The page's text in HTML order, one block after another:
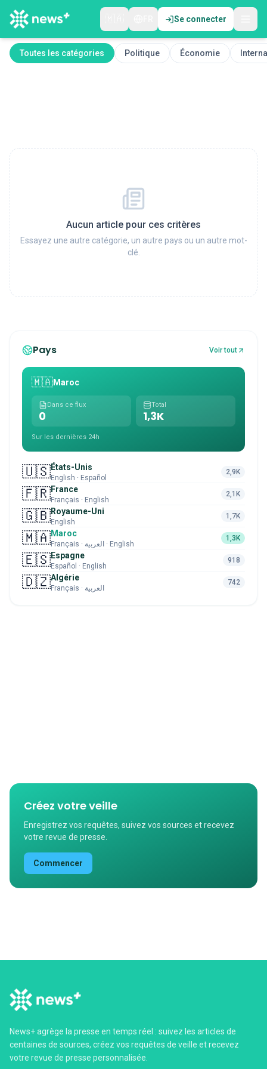
Se connecter
Toutes les catégories Politique Économie
Aucun article pour ces critères
Essayez une autre catégorie, un autre pays ou un autre mot-
clé.
Pays Voir tout
🇲🇦Maroc
Dans ce flux
0
Total
1,3K
Sur les dernières 24h
🇺🇸États-Unis
English · Español
2,9K
🇫🇷France
Français · English
2,1K
🇬🇧Royaume-Uni
English
1,7K
🇲🇦Maroc
Français · العربية · English
1,3K
🇪🇸Espagne
Español · English
918
🇩🇿Algérie
Français · العربية
742
Créez votre veille
Enregistrez vos requêtes, suivez vos sources et recevez
votre revue de presse.
Commencer
News+ agrège la presse en temps réel : suivez les articles de
centaines de sources, créez vos requêtes de veille et recevez
votre revue de presse personnalisée.